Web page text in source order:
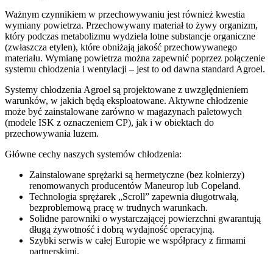
Ważnym czynnikiem w przechowywaniu jest również kwestia
wymiany powietrza. Przechowywany materiał to żywy organizm,
który podczas metabolizmu wydziela lotne substancje organiczne
(zwłaszcza etylen), które obniżają jakość przechowywanego
materiału. Wymianę powietrza można zapewnić poprzez połączenie
systemu chłodzenia i wentylacji – jest to od dawna standard Agroel.
Systemy chłodzenia Agroel są projektowane z uwzględnieniem
warunków, w jakich będą eksploatowane. Aktywne chłodzenie
może być zainstalowane zarówno w magazynach paletowych
(modele ISK z oznaczeniem CP), jak i w obiektach do
przechowywania luzem.
Główne cechy naszych systemów chłodzenia:
Zainstalowane sprężarki są hermetyczne (bez kołnierzy)
renomowanych producentów Maneurop lub Copeland.
Technologia sprężarek „Scroll” zapewnia długotrwałą,
bezproblemową pracę w trudnych warunkach.
Solidne parowniki o wystarczającej powierzchni gwarantują
długą żywotność i dobrą wydajność operacyjną.
Szybki serwis w całej Europie we współpracy z firmami
partnerskimi.